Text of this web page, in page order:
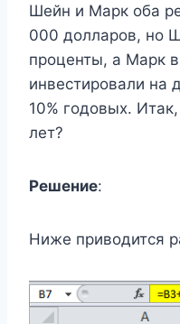
Шейн и Марк оба
000 долларов, но
проценты, а Марк
инвестировали на
10% годовых.
лет?
Решение:
Ниже приводится